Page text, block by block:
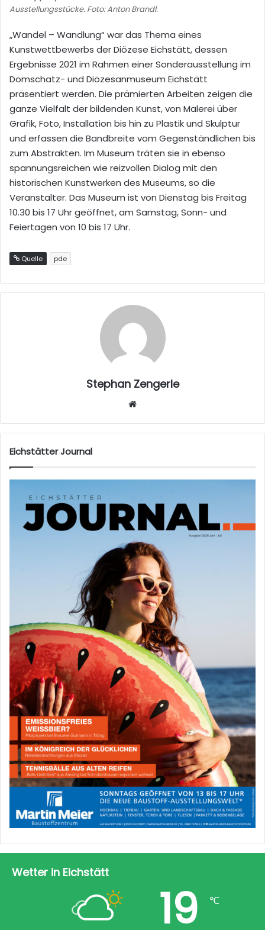
Ausstellungsstücke. Foto: Anton Brandl.
„Wandel – Wandlung“ war das Thema eines
Kunstwettbewerbs der Diözese Eichstätt, dessen
Ergebnisse 2021 im Rahmen einer Sonderausstellung im
Domschatz- und Diözesanmuseum Eichstätt
präsentiert werden. Die prämierten Arbeiten zeigen die
ganze Vielfalt der bildenden Kunst, von Malerei über
Grafik, Foto, Installation bis hin zu Plastik und Skulptur
und erfassen die Bandbreite vom Gegenständlichen bis
zum Abstrakten. Im Museum träten sie in ebenso
spannungsreichen wie reizvollen Dialog mit den
historischen Kunstwerken des Museums, so die
Veranstalter. Das Museum ist von Dienstag bis Freitag
10.30 bis 17 Uhr geöffnet, am Samstag, Sonn- und
Feiertagen von 10 bis 17 Uhr.
Quelle pde
Stephan Zengerle
sei
Eichstätter Journal
Wetter in Eichstätt
19 ℃